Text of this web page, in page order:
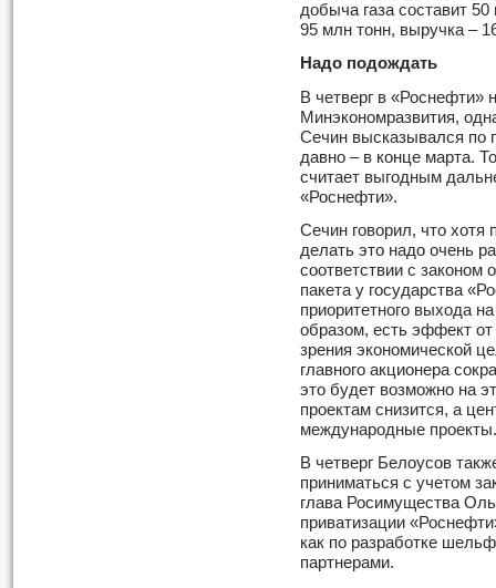
добыча газа составит
95 млн тонн, выручка –
Надо подождать
В четверг в «Роснефти»
Минэкономразвития,
Сечин высказывался по
давно – в конце марта.
считает выгодным
«Роснефти».
Сечин говорил, что хотя
делать это надо очень
соответствии с законом
пакета у государства
приоритетного выхода
образом, есть эффект от
зрения экономической
главного акционера
это будет возможно на
проектам снизится, а
международные проекты.
В четверг Белоусов
приниматься с учетом
глава Росимущества
приватизации
как по разработке
партнерами.